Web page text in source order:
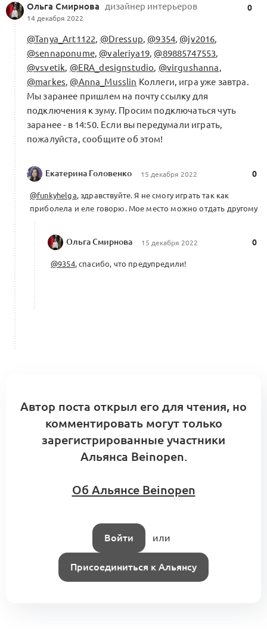
Ольга Смирнова дизайнер интерьеров
14 декабря 2022
0
@Tanya_Art1122, @Dressup, @9354, @jv2016,
@sennaponume, @valeriya19, @89885747553,
@vsvetik, @ERA_designstudio, @virgushanna,
@markes, @Anna_Musslin Коллеги, игра уже завтра.
Мы заранее пришлем на почту ссылку для
подключения к зуму. Просим подключаться чуть
заранее - в 14:50. Если вы передумали играть,
пожалуйста, сообщите об этом!
Екатерина Головенко 15 декабря 2022 0
@funkyhelga, здравствуйте. Я не смогу играть так как
приболела и еле говорю. Мое место можно отдать другому
Ольга Смирнова 15 декабря 2022 0
@9354, спасибо, что предупредили!
Автор поста открыл его для чтения, но
комментировать могут только
зарегистрированные участники
Альянса Beinopen.
Об Альянсе Beinopen
Войти или
Присоединиться к Альянсу